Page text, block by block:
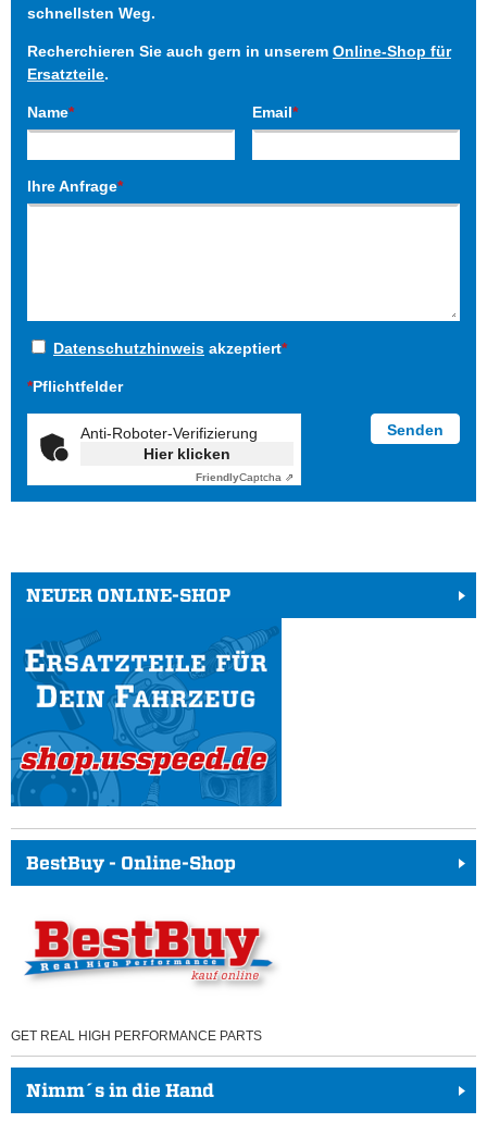
schnellsten Weg.
Recherchieren Sie auch gern in unserem Online-Shop für
Ersatzteile.
Name* Email*
Ihre Anfrage*
Datenschutzhinweis akzeptiert*
*Pflichtfelder
Anti-Roboter-Verifizierung
Hier klicken
FriendlyCaptcha ⇗
NEUER ONLINE-SHOP
BestBuy - Online-Shop
GET REAL HIGH PERFORMANCE PARTS
Nimm´s in die Hand